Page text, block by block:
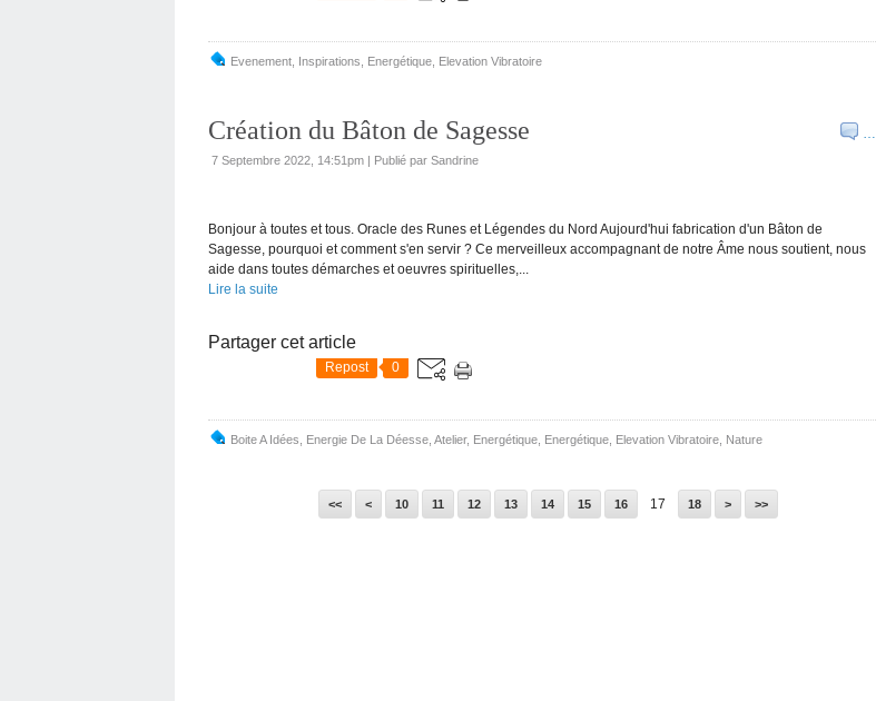
Evenement Inspirations Energétique, Elevation Vibratoire
…
Création du Bâton de Sagesse
7 Septembre 2022, 14:51pm | Publié par Sandrine
Bonjour à toutes et tous. Oracle des Runes et Légendes du Nord Aujourd'hui fabrication d'un Bâton de
Sagesse, pourquoi et comment s'en servir ? Ce merveilleux accompagnant de notre Âme nous soutient, nous
aide dans toutes démarches et oeuvres spirituelles,...
Lire la suite
Partager cet article
Repost 0
Boite A Idées Energie De La Déesse Atelier, Energétique Energétique, Elevation Vibratoire Nature
<< < 10 11 12 13 14 15 16 17 18 > >>